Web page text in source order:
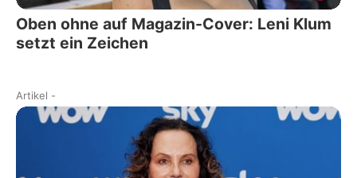
Oben ohne auf Magazin-Cover: Leni Klum
setzt ein Zeichen
Artikel -